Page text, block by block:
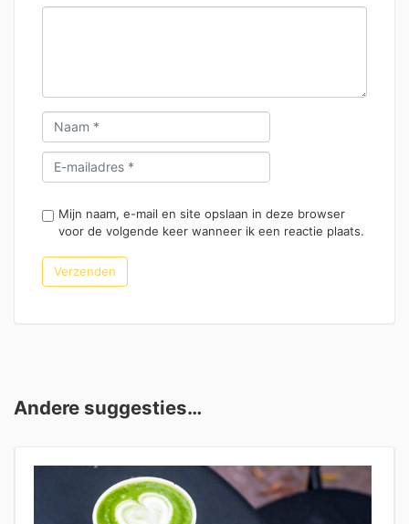
Mijn naam, e-mail en site opslaan in deze browser
voor de volgende keer wanneer ik een reactie plaats.
Andere suggesties…